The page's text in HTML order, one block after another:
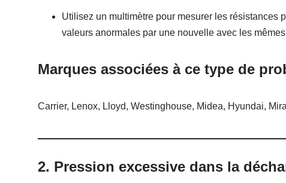
Utilisez un multimètre pour mesurer les résistances
valeurs anormales par une nouvelle avec les
Marques associées à ce type de
Carrier, Lenox, Lloyd, Westinghouse, Midea, Hyundai,
2. Pression excessive dans la